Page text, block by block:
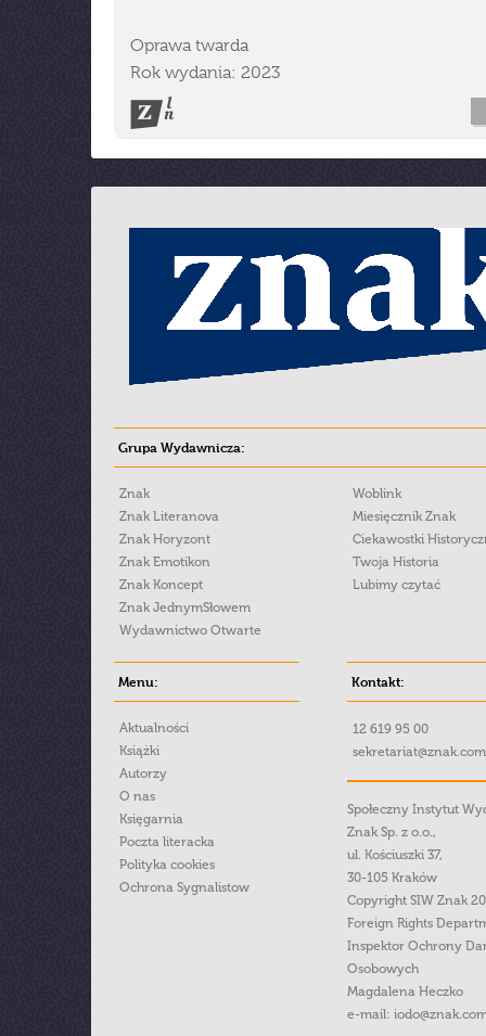
Oprawa twarda
Rok wydania: 2023
Grupa Wydawnicza:
Znak
Znak Literanova
Znak Horyzont
Znak Emotikon
Znak Koncept
Znak JednymSłowem
Wydawnictwo Otwarte
Woblink
Miesięcznik Znak
Ciekawostki
Twoja Historia
Lubimy czytać
Menu:
Aktualności
Książki
Autorzy
O nas
Księgarnia
Poczta literacka
Polityka cookies
Ochrona Sygnalistow
Kontakt:
12 619 95 00
Społeczny Instytut
Znak Sp. z o.o.,
ul. Kościuszki 37,
30-105 Kraków
Copyright SIW Znak
Foreign Rights
Inspektor Ochrony
Osobowych
Magdalena Heczko
e-mail: